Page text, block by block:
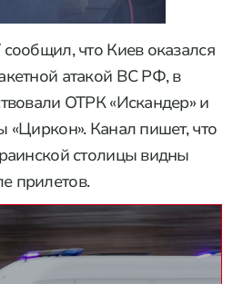
что Киев оказался
атакой ВС РФ, в
ОТРК «Искандер» и
«Циркон». Канал пишет, что
столицы видны
прилетов.